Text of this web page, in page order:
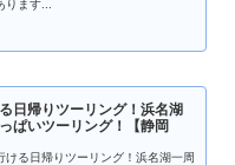
ます...
日帰りツーリング！浜名湖
ぱいツーリング！【静岡
ける日帰りツーリング！浜名湖一周